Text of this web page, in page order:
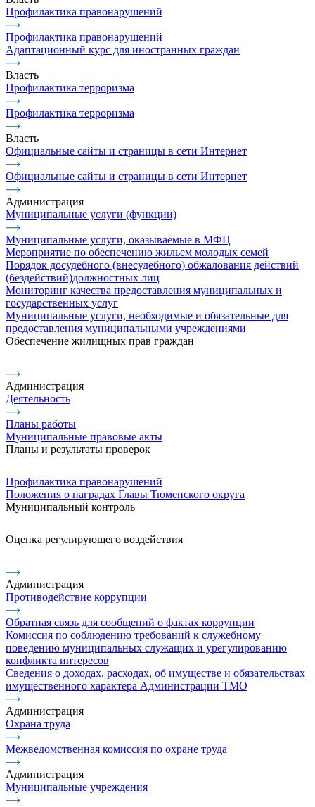
Профилактика правонарушений
Профилактика правонарушений
Адаптационный курс для иностранных граждан
Власть
Профилактика терроризма
Профилактика терроризма
Власть
Официальные сайты и страницы в сети Интернет
Официальные сайты и страницы в сети Интернет
Администрация
Муниципальные услуги (функции)
Муниципальные услуги, оказываемые в МФЦ
Мероприятие по обеспечению жильем молодых семей
Порядок досудебного (внесудебного) обжалования действий
(бездействий)должностных лиц
Мониторинг качества предоставления муниципальных и
государственных услуг
Муниципальные услуги, необходимые и обязательные для
предоставления муниципальными учреждениями
Обеспечение жилищных прав граждан
Администрация
Деятельность
Планы работы
Муниципальные правовые акты
Планы и результаты проверок
Профилактика правонарушений
Положения о наградах Главы Тюменского округа
Муниципальный контроль
Оценка регулирующего воздействия
Администрация
Противодействие коррупции
Обратная связь для сообщений о фактах коррупции
Комиссия по соблюдению требований к служебному
поведению муниципальных служащих и урегулированию
конфликта интересов
Сведения о доходах, расходах, об имуществе и обязательствах
имущественного характера Администрации ТМО
Администрация
Охрана труда
Межведомственная комиссия по охране труда
Администрация
Муниципальные учреждения